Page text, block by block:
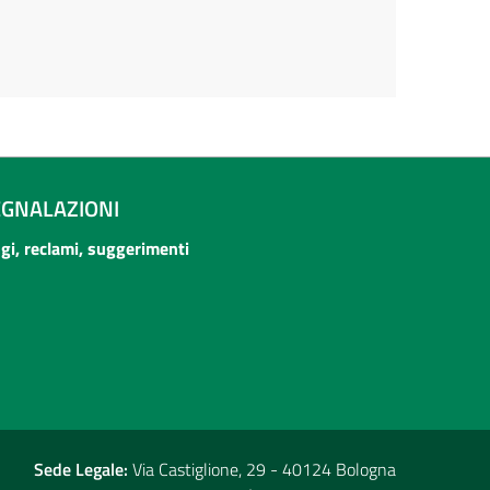
reclami, suggerimenti
Sede Legale: Via Castiglione, 29 - 40124 Bologna